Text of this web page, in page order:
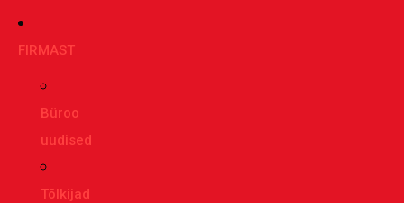
FIRMAST
Büroo
uudised
Tõlkijad